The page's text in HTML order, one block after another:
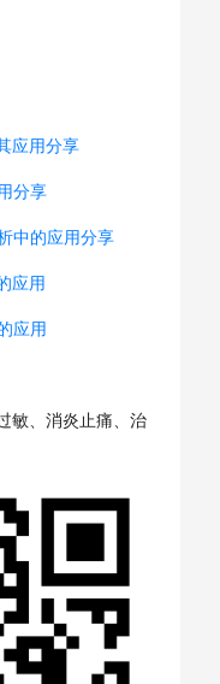
应用分享
分享
中的应用分享
应用
应用
敏、消炎止痛、治